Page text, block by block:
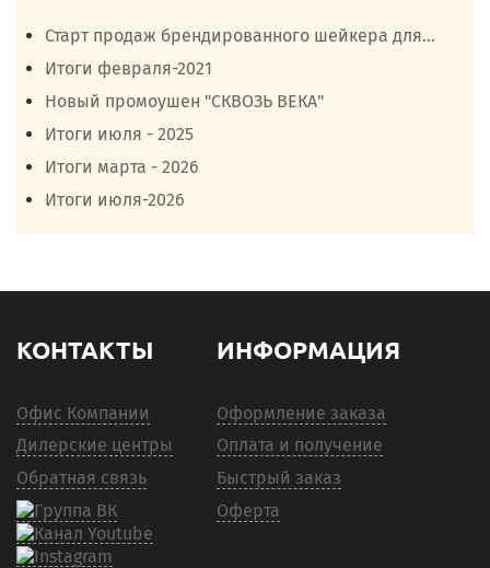
Старт продаж брендированного шейкера для...
Итоги февраля-2021
Новый промоушен "СКВОЗЬ ВЕКА"
Итоги июля - 2025
Итоги марта - 2026
Итоги июля-2026
КОНТАКТЫ
Офис Компании
Дилерские центры
Обратная связь
ИНФОРМАЦИЯ
Оформление заказа
Оплата и получение
Быстрый заказ
Оферта